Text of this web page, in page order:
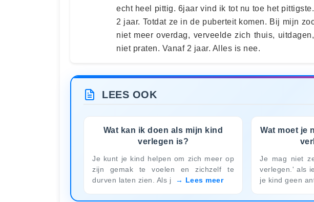
echt heel pittig. 6jaar vind ik tot nu toe het
2 jaar. Totdat ze in de puberteit komen. Bij mijn
niet meer overdag, verveelde zich thuis,
niet praten. Vanaf 2 jaar. Alles is nee.
LEES OOK
Wat kan ik doen als mijn kind
verlegen is?
Je kunt je kind helpen om zich meer op
zijn gemak te voelen en zichzelf te
durven laten zien. Als j
Lees meer
Wat moet je
Je mag niet
verlegen.' als
je kind geen